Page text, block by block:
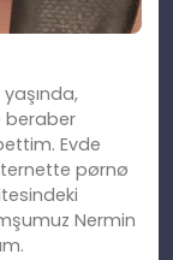
beraber
Evde
pørnø
Nermin